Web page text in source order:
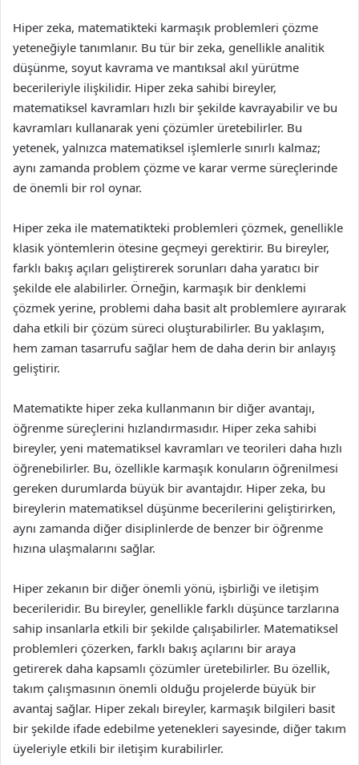
Hiper zeka, matematikteki karmaşık problemleri çözme
yeteneğiyle tanımlanır. Bu tür bir zeka, genellikle analitik
düşünme, soyut kavrama ve mantıksal akıl yürütme
becerileriyle ilişkilidir. Hiper zeka sahibi bireyler,
matematiksel kavramları hızlı bir şekilde kavrayabilir ve bu
kavramları kullanarak yeni çözümler üretebilirler. Bu
yetenek, yalnızca matematiksel işlemlerle sınırlı kalmaz;
aynı zamanda problem çözme ve karar verme süreçlerinde
de önemli bir rol oynar.
Hiper zeka ile matematikteki problemleri çözmek, genellikle
klasik yöntemlerin ötesine geçmeyi gerektirir. Bu bireyler,
farklı bakış açıları geliştirerek sorunları daha yaratıcı bir
şekilde ele alabilirler. Örneğin, karmaşık bir denklemi
çözmek yerine, problemi daha basit alt problemlere ayırarak
daha etkili bir çözüm süreci oluşturabilirler. Bu yaklaşım,
hem zaman tasarrufu sağlar hem de daha derin bir anlayış
geliştirir.
Matematikte hiper zeka kullanmanın bir diğer avantajı,
öğrenme süreçlerini hızlandırmasıdır. Hiper zeka sahibi
bireyler, yeni matematiksel kavramları ve teorileri daha hızlı
öğrenebilirler. Bu, özellikle karmaşık konuların öğrenilmesi
gereken durumlarda büyük bir avantajdır. Hiper zeka, bu
bireylerin matematiksel düşünme becerilerini geliştirirken,
aynı zamanda diğer disiplinlerde de benzer bir öğrenme
hızına ulaşmalarını sağlar.
Hiper zekanın bir diğer önemli yönü, işbirliği ve iletişim
becerileridir. Bu bireyler, genellikle farklı düşünce tarzlarına
sahip insanlarla etkili bir şekilde çalışabilirler. Matematiksel
problemleri çözerken, farklı bakış açılarını bir araya
getirerek daha kapsamlı çözümler üretebilirler. Bu özellik,
takım çalışmasının önemli olduğu projelerde büyük bir
avantaj sağlar. Hiper zekalı bireyler, karmaşık bilgileri basit
bir şekilde ifade edebilme yetenekleri sayesinde, diğer takım
üyeleriyle etkili bir iletişim kurabilirler.